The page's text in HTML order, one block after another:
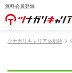
無料会員登録
ツナガリキャリア薬剤師